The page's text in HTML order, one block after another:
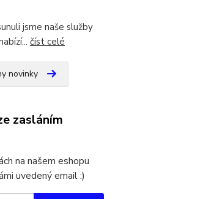
naše služby
číst celé
novinky
zasláním
na našem eshopu
uvedený email :)